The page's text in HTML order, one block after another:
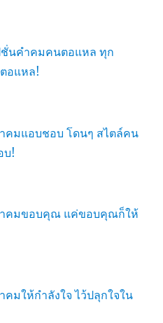
นคำคมคนตอแหล ทุก
อแหล!
คมแอบชอบ โดนๆ สไตล์คน
บ!
คมขอบคุณ แค่ขอบคุณก็ให้
มให้กำลังใจ ไว้ปลุกใจใน